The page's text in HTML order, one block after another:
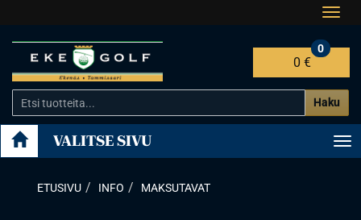
0 €
0
Haku
VALITSE SIVU
ETUSIVU INFO MAKSUTAVAT